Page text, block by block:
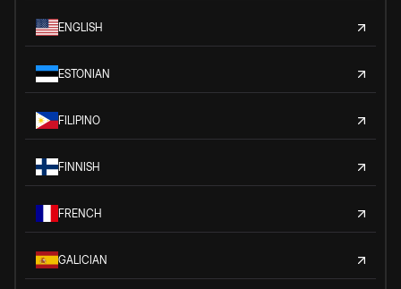
ENGLISH
ESTONIAN
FILIPINO
FINNISH
FRENCH
GALICIAN